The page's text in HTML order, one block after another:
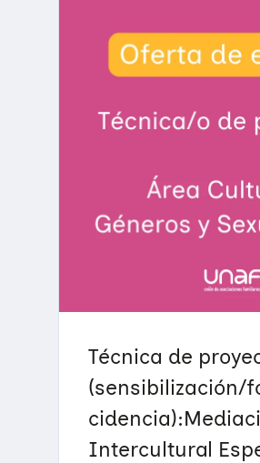
Técnica de
(sensibilización/
Intercultural